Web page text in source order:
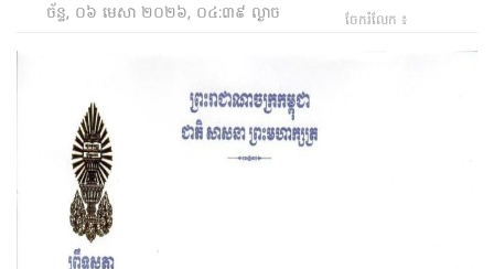
ច័ន្ទ, ០៦ មេសា ២០២៦, ០៤:៣៩ ល្ងាច ចែករំលែក ៖